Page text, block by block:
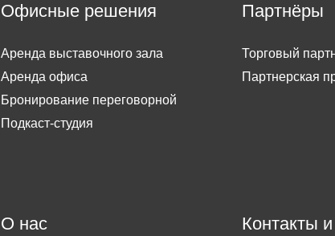
Офисные решения
Аренда выставочного зала
Аренда офиса
Бронирование переговорной
Подкаст-студия
Партнёры
Торговый
Партнерская
О нас Контакты